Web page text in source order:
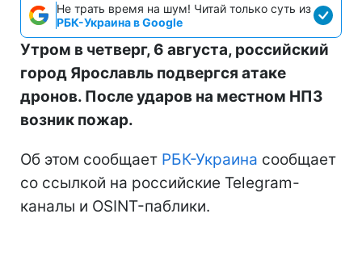
Не трать время на шум! Читай только суть из
РБК-Украина в Google
Утром в четверг, 6 августа, российский
город Ярославль подвергся атаке
дронов. После ударов на местном НПЗ
возник пожар.
Об этом сообщает РБК-Украина сообщает
со ссылкой на российские Telegram-
каналы и OSINT-паблики.